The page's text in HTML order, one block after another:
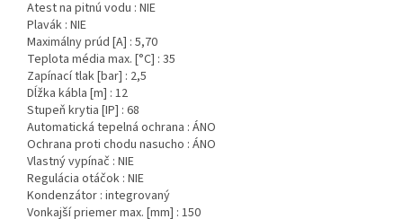
Atest na pitnú vodu : NIE
Plavák : NIE
Maximálny prúd [A] : 5,70
Teplota média max. [°C] : 35
Zapínací tlak [bar] : 2,5
Dĺžka kábla [m] : 12
Stupeň krytia [IP] : 68
Automatická tepelná ochrana : ÁNO
Ochrana proti chodu nasucho : ÁNO
Vlastný vypínač : NIE
Regulácia otáčok : NIE
Kondenzátor : integrovaný
Vonkajší priemer max. [mm] : 150